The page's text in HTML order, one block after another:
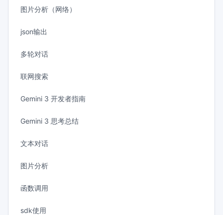
图片分析（网络）
json输出
多轮对话
联网搜索
Gemini 3 开发者指南
Gemini 3 思考总结
文本对话
图片分析
函数调用
sdk使用